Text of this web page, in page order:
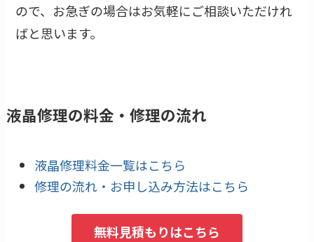
ので、お急ぎの場合はお気軽にご相談いただけれ
ばと思います。
液晶修理の料金・修理の流れ
液晶修理料金一覧はこちら
修理の流れ・お申し込み方法はこちら
無料見積もりはこちら